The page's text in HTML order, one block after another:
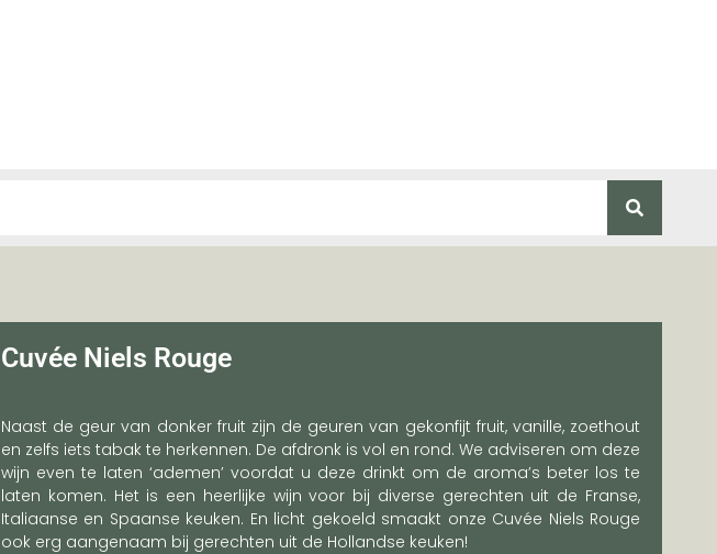
Cuvée Niels Rouge
Naast de geur van donker fruit zijn de geuren van gekonfijt fruit, vanille, zoethout
en zelfs iets tabak te herkennen. De afdronk is vol en rond. We adviseren om deze
wijn even te laten ‘ademen’ voordat u deze drinkt om de aroma’s beter los te
laten komen. Het is een heerlijke wijn voor bij diverse gerechten uit de Franse,
Italiaanse en Spaanse keuken. En licht gekoeld smaakt onze Cuvée Niels Rouge
ook erg aangenaam bij gerechten uit de Hollandse keuken!